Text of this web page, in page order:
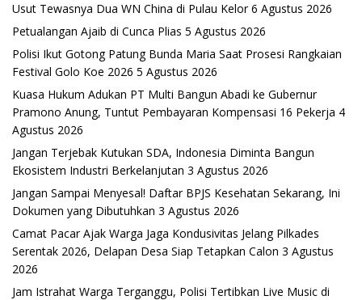
Usut Tewasnya Dua WN China di Pulau Kelor 6 Agustus 2026
Petualangan Ajaib di Cunca Plias 5 Agustus 2026
Polisi Ikut Gotong Patung Bunda Maria Saat Prosesi Rangkaian
Festival Golo Koe 2026 5 Agustus 2026
Kuasa Hukum Adukan PT Multi Bangun Abadi ke Gubernur
Pramono Anung, Tuntut Pembayaran Kompensasi 16 Pekerja 4
Agustus 2026
Jangan Terjebak Kutukan SDA, Indonesia Diminta Bangun
Ekosistem Industri Berkelanjutan 3 Agustus 2026
Jangan Sampai Menyesal! Daftar BPJS Kesehatan Sekarang, Ini
Dokumen yang Dibutuhkan 3 Agustus 2026
Camat Pacar Ajak Warga Jaga Kondusivitas Jelang Pilkades
Serentak 2026, Delapan Desa Siap Tetapkan Calon 3 Agustus
2026
Jam Istrahat Warga Terganggu, Polisi Tertibkan Live Music di